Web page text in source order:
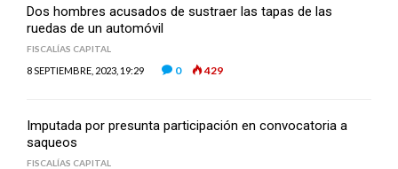
Dos hombres acusados de sustraer las tapas de las
ruedas de un automóvil
FISCALÍAS CAPITAL
8 SEPTIEMBRE, 2023, 19:29 0 429
Imputada por presunta participación en convocatoria a
saqueos
FISCALÍAS CAPITAL